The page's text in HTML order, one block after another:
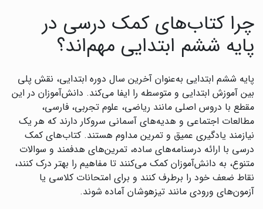
چرا کتاب‌های کمک درسی در
پایه ششم ابتدایی مهم‌اند؟
پایه ششم ابتدایی به‌عنوان آخرین سال دوره ابتدایی، نقش پلی
بین آموزش ابتدایی و متوسطه را ایفا می‌کند. دانش‌آموزان در این
مقطع با دروس اصلی مانند ریاضی، علوم تجربی، فارسی،
مطالعات اجتماعی و هدیه‌های آسمانی سروکار دارند که هر یک
نیازمند یادگیری عمیق و تمرین مداوم هستند. کتاب‌های کمک
درسی با ارائه درسنامه‌های ساده، تمرین‌های هدفمند و سوالات
متنوع، به دانش‌آموزان کمک می‌کنند تا مفاهیم را بهتر درک کنند،
نقاط ضعف خود را برطرف کنند و برای امتحانات کلاسی یا
آزمون‌های ورودی مانند تیزهوشان آماده شوند.